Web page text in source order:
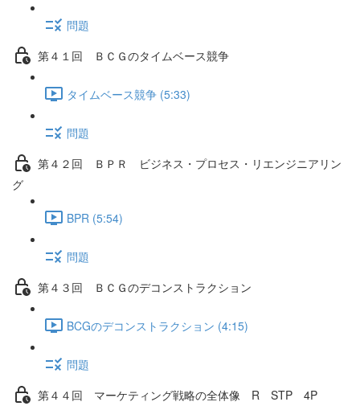
問題
第４１回 ＢＣＧのタイムベース競争
タイムベース競争 (5:33)
問題
第４２回 ＢＰＲ ビジネス・プロセス・リエンジニアリン
グ
BPR (5:54)
問題
第４３回 ＢＣＧのデコンストラクション
BCGのデコンストラクション (4:15)
問題
第４４回 マーケティング戦略の全体像 R STP 4P